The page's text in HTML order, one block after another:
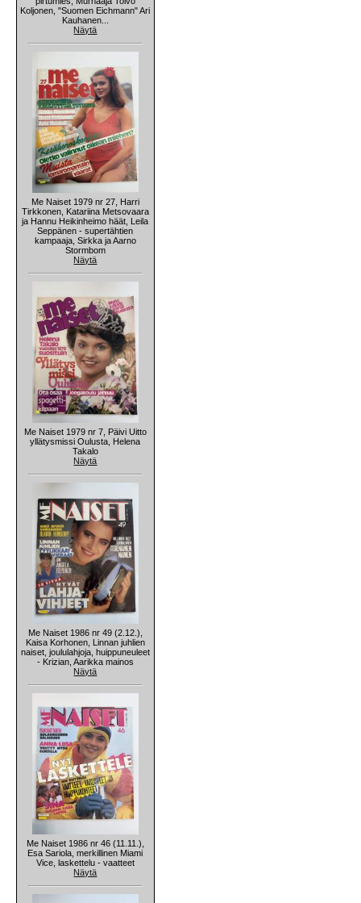
Koljonen, "Suomen Eichmann" Ari
Kauhanen...
Näytä
Me Naiset 1979 nr 27, Harri
Tirkkonen, Katariina Metsovaara
ja Hannu Heikinheimo häät, Leila
Seppänen - supertähtien
kampaaja, Sirkka ja Aarno
Stormbom
Näytä
Me Naiset 1979 nr 7, Päivi Uitto
yllätysmissi Oulusta, Helena
Takalo
Näytä
Me Naiset 1986 nr 49 (2.12.),
Kaisa Korhonen, Linnan juhlien
naiset, joululahjoja, huippuneuleet
- Krizian, Aarikka mainos
Näytä
Me Naiset 1986 nr 46 (11.11.),
Esa Sariola, merkillinen Miami
Vice, laskettelu - vaatteet
Näytä